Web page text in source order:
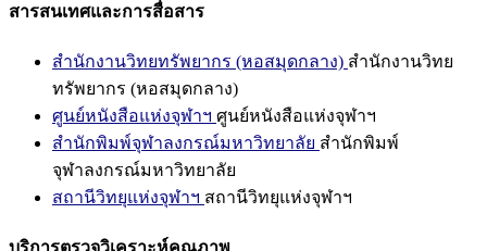
สารสนเทศและการสื่อสาร
สำนักงานวิทยทรัพยากร (หอสมุดกลาง) สำนักงานวิทย
ทรัพยากร (หอสมุดกลาง)
ศูนย์หนังสือแห่งจุฬาฯ ศูนย์หนังสือแห่งจุฬาฯ
สำนักพิมพ์จุฬาลงกรณ์มหาวิทยาลัย สำนักพิมพ์
จุฬาลงกรณ์มหาวิทยาลัย
สถานีวิทยุแห่งจุฬาฯ สถานีวิทยุแห่งจุฬาฯ